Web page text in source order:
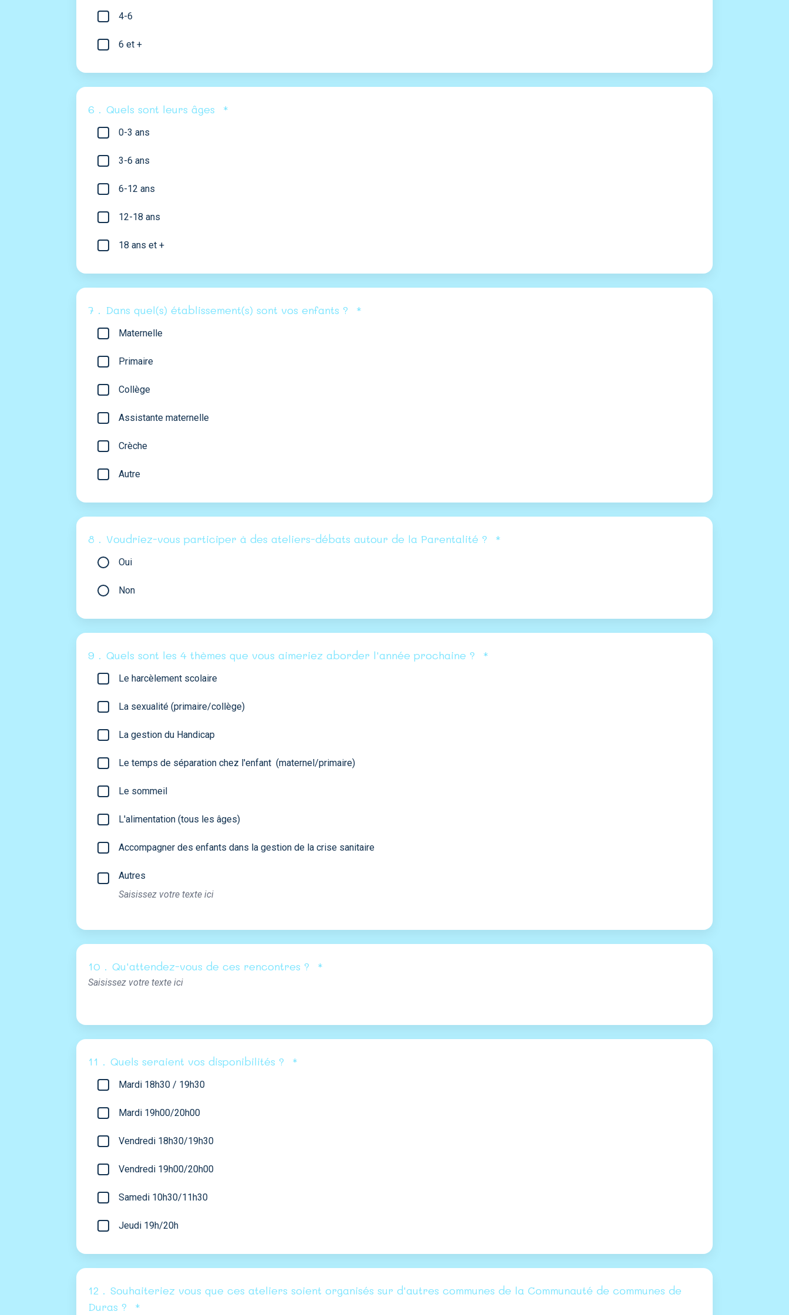
4-6
6 et +
6 . Quels sont leurs âges *
0-3 ans
3-6 ans
6-12 ans
12-18 ans
18 ans et +
7 . Dans quel(s) établissement(s) sont vos enfants ? *
Maternelle
Primaire
Collège
Assistante maternelle
Crèche
Autre
8 . Voudriez-vous participer à des ateliers-débats autour de la Parentalité ? *
Oui
Non
9 . Quels sont les 4 thèmes que vous aimeriez aborder l'année prochaine ? *
Le harcèlement scolaire
La sexualité (primaire/collège)
La gestion du Handicap
Le temps de séparation chez l'enfant (maternel/primaire)
Le sommeil
L'alimentation (tous les âges)
Accompagner des enfants dans la gestion de la crise sanitaire
Autres
10 . Qu'attendez-vous de ces rencontres ? *
11 . Quels seraient vos disponibilités ? *
Mardi 18h30 / 19h30
Mardi 19h00/20h00
Vendredi 18h30/19h30
Vendredi 19h00/20h00
Samedi 10h30/11h30
Jeudi 19h/20h
12 . Souhaiteriez vous que ces ateliers soient organisés sur d'autres communes de la Communauté de communes de
Duras ?
*